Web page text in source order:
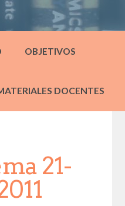
OBJETIVOS
DOCENTES
21-